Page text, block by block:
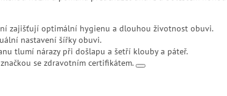
zajišťují optimální hygienu a dlouhou životnost obuvi.
nastavení šířky obuvi.
tlumí nárazy při došlapu a šetří klouby a páteř.
se zdravotním certifikátem.